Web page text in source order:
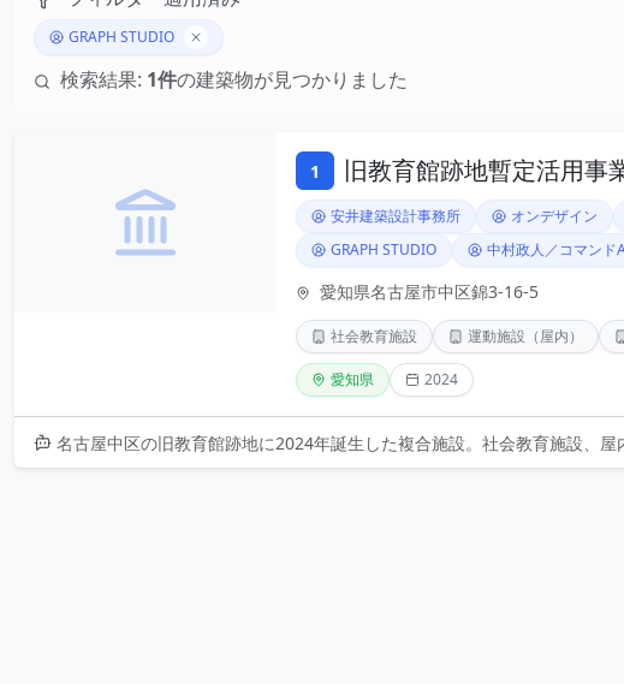
GRAPH STUDIO
検索結果: 1件の建築物が見つかりました
1 旧教育館跡地暫定活用事
安井建築設計事務所 オンデザイン
GRAPH STUDIO
中村政人／コマンド
愛知県名古屋市中区錦3-16-5
社会教育施設 運動施設（屋内）
愛知県 2024
名古屋中区の旧教育館跡地に2024年誕生した複合施設。社会教育施設、屋内運動施設